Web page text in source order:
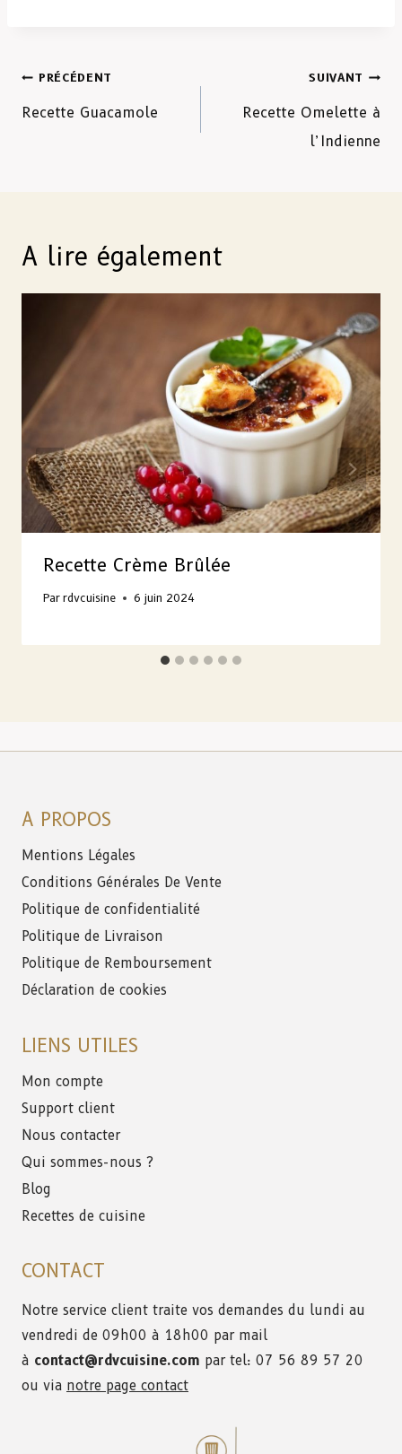
PRÉCÉDENT
Recette Guacamole
SUIVANT
Recette Omelette à
l’Indienne
A lire également
Recette Crème Brûlée
Par rdvcuisine 6 juin 2024
A PROPOS
Mentions Légales
Conditions Générales De Vente
Politique de confidentialité
Politique de Livraison
Politique de Remboursement
Déclaration de cookies
LIENS UTILES
Mon compte
Support client
Nous contacter
Qui sommes-nous ?
Blog
Recettes de cuisine
CONTACT
Notre service client traite vos demandes du lundi au
vendredi de 09h00 à 18h00 par mail
à contact@rdvcuisine.com par tel: 07 56 89 57 20
ou via notre page contact